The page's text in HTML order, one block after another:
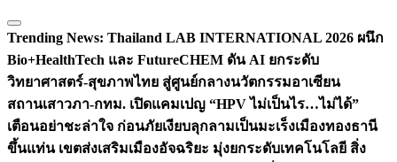
Trending News: Thailand LAB INTERNATIONAL 2026 ผนึก
Bio+HealthTech และ FutureCHEM ดัน AI ยกระดับ
วิทยาศาสตร์-สุขภาพไทย สู่ศูนย์กลางนวัตกรรมอาเซียน
สถานเสาวภา-กทม. เปิดแคมเปญ “HPV ไม่เป็นไร…ไม่ได้”
เตือนอย่าชะล่าใจ ก่อนภัยเงียบลุกลามเป็นมะเร็งเมืองทองธานี
ขึ้นแท่น เขตส่งเสริมเมืองอัจฉริยะ มุ่งยกระดับเทคโนโลยี สิ่ง